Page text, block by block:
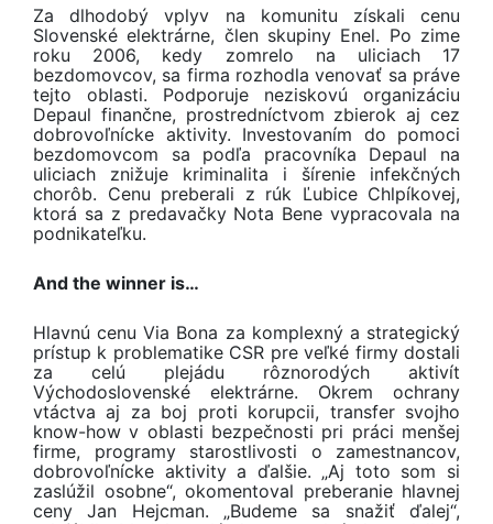
Za dlhodobý vplyv na komunitu získali cenu
Slovenské elektrárne, člen skupiny Enel. Po zime
roku 2006, kedy zomrelo na uliciach 17
bezdomovcov, sa firma rozhodla venovať sa práve
tejto oblasti. Podporuje neziskovú organizáciu
Depaul finančne, prostredníctvom zbierok aj cez
dobrovoľnícke aktivity. Investovaním do pomoci
bezdomovcom sa podľa pracovníka Depaul na
uliciach znižuje kriminalita i šírenie infekčných
chorôb. Cenu preberali z rúk Ľubice Chlpíkovej,
ktorá sa z predavačky Nota Bene vypracovala na
podnikateľku.
And the winner is…
Hlavnú cenu Via Bona za komplexný a strategický
prístup k problematike CSR pre veľké firmy dostali
za celú plejádu rôznorodých aktivít
Východoslovenské elektrárne. Okrem ochrany
vtáctva aj za boj proti korupcii, transfer svojho
know-how v oblasti bezpečnosti pri práci menšej
firme, programy starostlivosti o zamestnancov,
dobrovoľnícke aktivity a ďalšie. „Aj toto som si
zaslúžil osobne“, okomentoval preberanie hlavnej
ceny Jan Hejcman. „Budeme sa snažiť ďalej“,